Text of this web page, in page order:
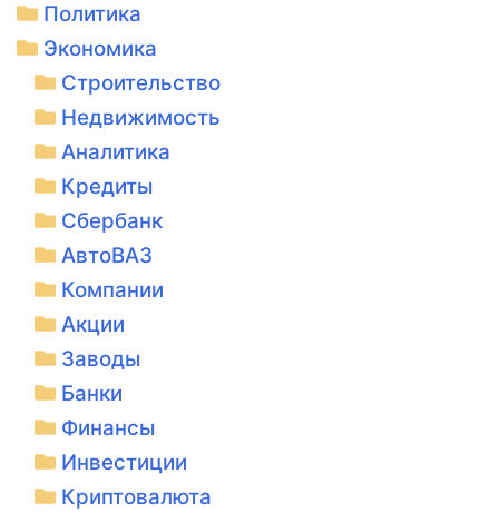
Политика
Экономика
Строительство
Недвижимость
Аналитика
Кредиты
Сбербанк
АвтоВАЗ
Компании
Акции
Заводы
Банки
Финансы
Инвестиции
Криптовалюта